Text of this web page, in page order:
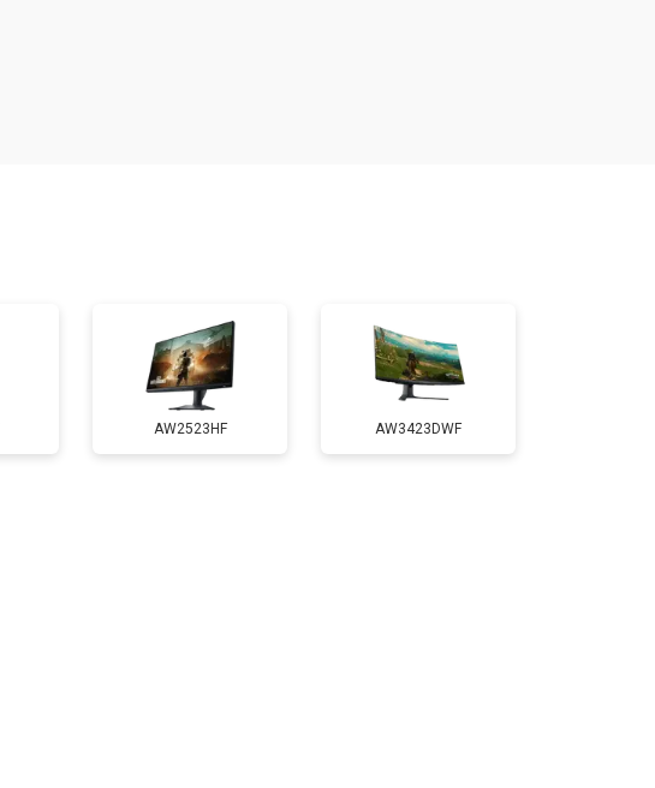
AW2523HF AW3423DWF